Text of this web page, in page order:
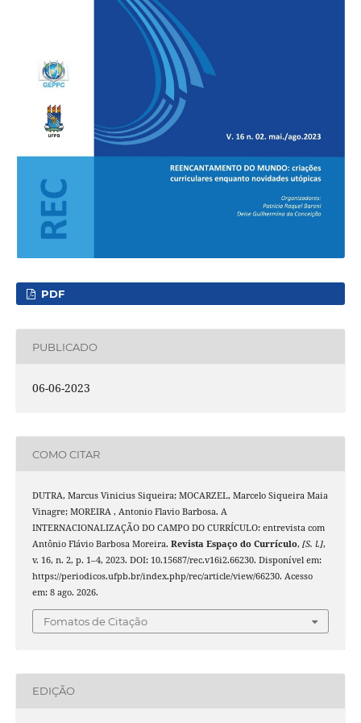
PDF
PUBLICADO
06-06-2023
COMO CITAR
DUTRA, Marcus Vinicius Siqueira; MOCARZEL, Marcelo Siqueira Maia
Vinagre; MOREIRA , Antonio Flavio Barbosa. A
INTERNACIONALIZAÇÃO DO CAMPO DO CURRÍCULO: entrevista com
Antônio Flávio Barbosa Moreira. Revista Espaço do Currículo, [S. l.],
v. 16, n. 2, p. 1–4, 2023. DOI: 10.15687/rec.v16i2.66230. Disponível em:
https://periodicos.ufpb.br/index.php/rec/article/view/66230. Acesso
em: 8 ago. 2026.
Fomatos de Citação
EDIÇÃO